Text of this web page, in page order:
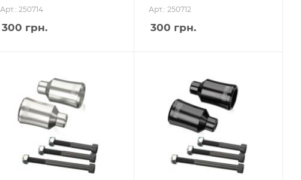
Арт.: 250714
300 грн.
Арт.: 250712
300 грн.